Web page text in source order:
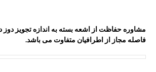
مشاوره حفاظت از اشعه بسته به اندازه تجویز دوز
فاصله مجاز از اطرافیان متفاوت می باشد.